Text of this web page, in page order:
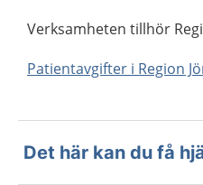
Verksamheten tillhör
Patientavgifter i Region
Det här kan du få